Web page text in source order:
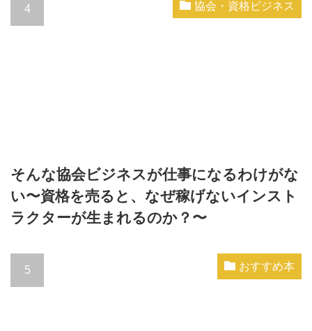
協会・資格ビジネス
そんな協会ビジネスが仕事になるわけがな
い〜資格を売ると、なぜ稼げないインスト
ラクターが生まれるのか？〜
おすすめ本